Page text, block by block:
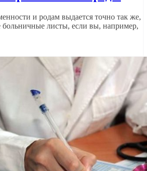
и родам выдается точно так же,
листы, если вы, например,